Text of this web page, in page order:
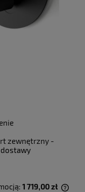
zewnętrzny -
1 719,00 zł